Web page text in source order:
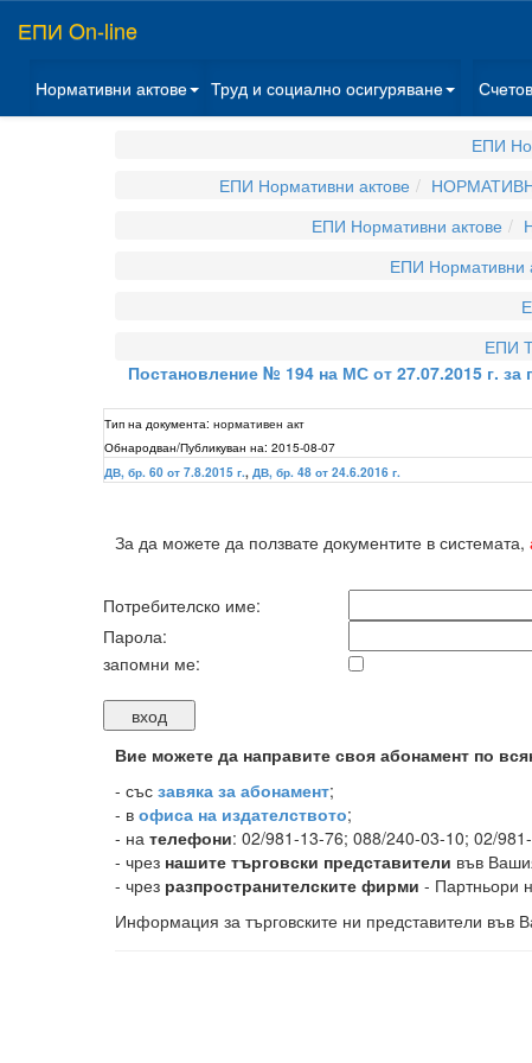
ЕПИ On-line
Нормативни актове Труд и социално осигуряване
ЕПИ
ЕПИ Нормативни актове
ЕПИ Нормативни актове
ЕПИ Нормативни
ЕПИ
Постановление № 194 на МС от 27.07.2015 г. за
Тип на документа: нормативен акт
Обнародван/Публикуван на: 2015-08-07
ДВ, бр. 60 от 7.8.2015 г., ДВ, бр. 48 от 24.6.2016 г.
За да можете да ползвате документите в системата,
Потребителско име:
Парола:
запомни ме:
Вие можете да направите своя абонамент по
- със завяка за абонамент;
- в офиса на издателството;
- на телефони: 02/981-13-76; 088/240-03-10; 02/
- чрез нашите търговски представители във
- чрез разпространителските фирми - Партньори
Информация за търговските ни представители